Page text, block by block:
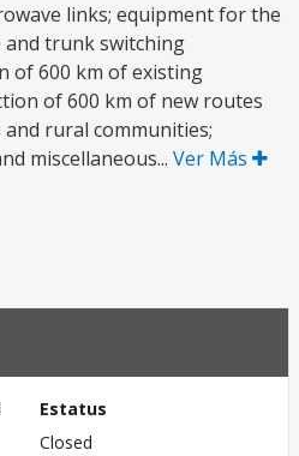
links; equipment for the
trunk switching
of 600 km of existing
of 600 km of new routes
rural communities;
miscellaneous... Ver Más
Estatus
Closed